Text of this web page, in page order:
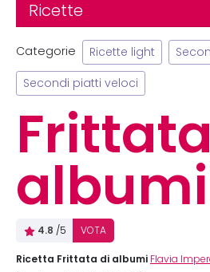
Ricette
Categorie Ricette light
Secondi piatti veloci
albumi
4.8 /5 VOTA
Ricetta Frittata di albumi Flavia